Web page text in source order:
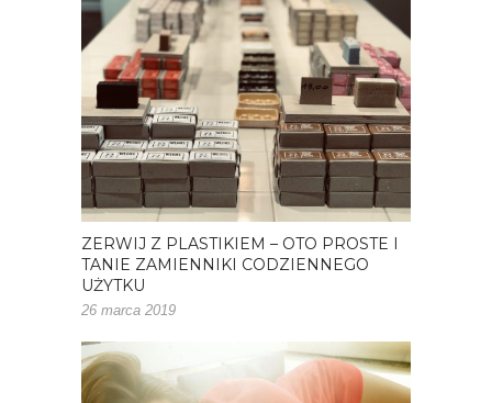
ZERWIJ Z PLASTIKIEM – OTO PROSTE I
TANIE ZAMIENNIKI CODZIENNEGO
UŻYTKU
26 marca 2019